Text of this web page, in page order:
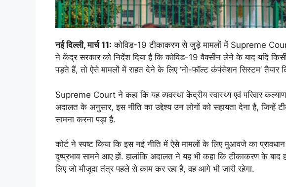
नई दिल्ली, मार्च 11: कोविड-19 टीकाकरण से जुड़े मामलों में Supreme
ने केंद्र सरकार को निर्देश दिया है कि कोविड-19 वैक्सीन लेने के बाद यदि
पड़ते हैं, तो ऐसे मामलों में राहत देने के लिए ‘नो-फॉल्ट कंपंसेशन सिस्टम’ तैयार
Supreme Court ने कहा कि यह व्यवस्था केंद्रीय स्वास्थ्य एवं परिवार
अदालत के अनुसार, इस नीति का उद्देश्य उन लोगों को सहायता देना है, जिन्हें
सामना करना पड़ा है.
कोर्ट ने स्पष्ट किया कि इस नई नीति में ऐसे मामलों के लिए मुआवजे का
दुष्प्रभाव सामने आए हों. हालांकि अदालत ने यह भी कहा कि टीकाकरण के बाद
लिए जो मौजूदा तंत्र पहले से काम कर रहा है, वह आगे भी जारी रहेगा.